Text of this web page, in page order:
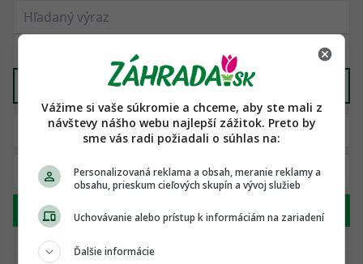
Záhrada
Hľadať
Vážime si vaše súkromie a chceme, aby ste mali z
návštevy nášho webu najlepší zážitok. Preto by
sme vás radi požiadali o súhlas na:
Personalizovaná reklama a obsah, meranie reklamy a
obsahu, prieskum cieľových skupín a vývoj služieb
Uchovávanie alebo prístup k informáciám na zariadení
Ďalšie informácie